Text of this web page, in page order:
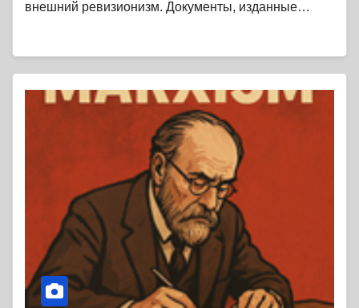
внешний ревизионизм. Документы, изданные…